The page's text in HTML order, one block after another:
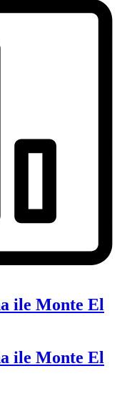
ile Monte El
ile Monte El